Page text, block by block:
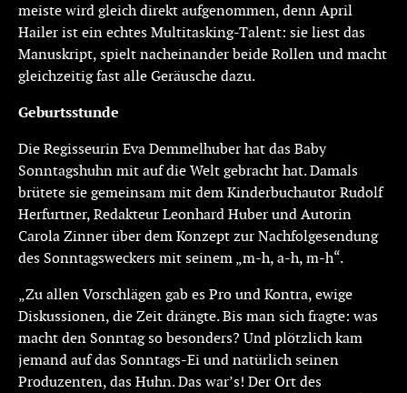
meiste wird gleich direkt aufgenommen, denn April
Hailer ist ein echtes Multitasking-Talent: sie liest das
Manuskript, spielt nacheinander beide Rollen und macht
gleichzeitig fast alle Geräusche dazu.
Geburtsstunde
Die Regisseurin Eva Demmelhuber hat das Baby
Sonntagshuhn mit auf die Welt gebracht hat. Damals
brütete sie gemeinsam mit dem Kinderbuchautor Rudolf
Herfurtner, Redakteur Leonhard Huber und Autorin
Carola Zinner über dem Konzept zur Nachfolgesendung
des Sonntagsweckers mit seinem „m-h, a-h, m-h“.
„Zu allen Vorschlägen gab es Pro und Kontra, ewige
Diskussionen, die Zeit drängte. Bis man sich fragte: was
macht den Sonntag so besonders? Und plötzlich kam
jemand auf das Sonntags-Ei und natürlich seinen
Produzenten, das Huhn. Das war’s! Der Ort des